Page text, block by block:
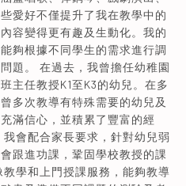
愛好不僅提升了我在教學中的
容變得更有趣及生動化。我的
夠根據不同學生的需求進行調
題。 在過去，我曾擔任幼稚園
主任教授K1至K3的幼兒。在多
多次教導有特殊需要的幼兒及
滿信心，並積累了豐富的經
會配合家長要求，針對幼兒弱
跟進功課，鞏固學校教授的課
學和上門授課服務，能夠教導